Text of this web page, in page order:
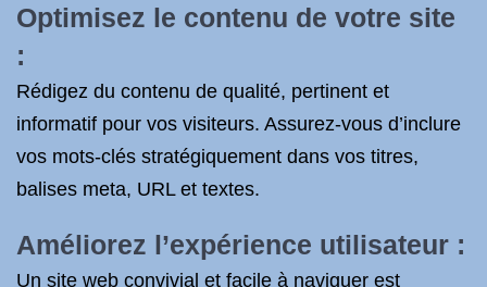
Optimisez le contenu de votre site
:
Rédigez du contenu de qualité, pertinent et
informatif pour vos visiteurs. Assurez-vous d’inclure
vos mots-clés stratégiquement dans vos titres,
balises meta, URL et textes.
Améliorez l’expérience utilisateur :
Un site web convivial et facile à naviguer est